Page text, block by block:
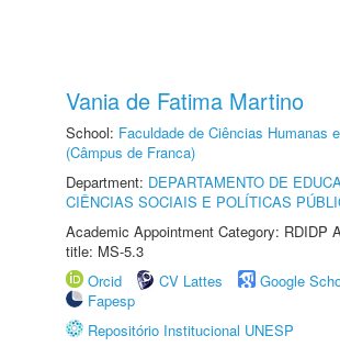
Vania de Fatima Martino
School: Faculdade de Ciências Humanas
(Câmpus de Franca)
Department: DEPARTAMENTO DE
CIÊNCIAS SOCIAIS E POLÍTICAS
Academic Appointment Category: RDIDP
title: MS-5.3
Orcid
CV Lattes
Google
Fapesp
Repositório Institucional UNESP